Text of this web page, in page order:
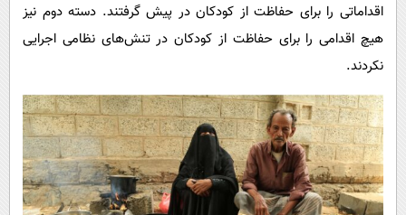
اقداماتی را برای حفاظت از کودکان در پیش گرفتند. دسته دوم نیز
هیچ اقدامی را برای حفاظت از کودکان در تنش‌های نظامی اجرایی
نکردند.